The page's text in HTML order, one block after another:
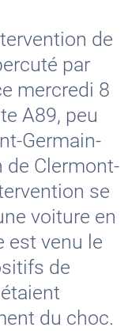
de
par
mercredi 8
A89, peu
Germain-
de Clermont-
se
voiture en
est venu le
de
du choc.